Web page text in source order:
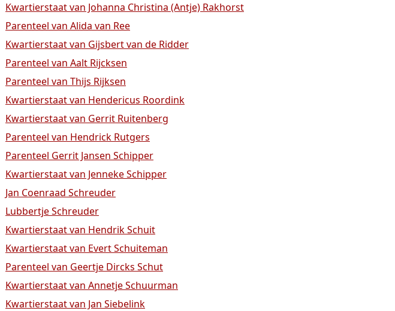
Kwartierstaat van Johanna Christina (Antje) Rakhorst
Parenteel van Alida van Ree
Kwartierstaat van Gijsbert van de Ridder
Parenteel van Aalt Rijcksen
Parenteel van Thijs Rijksen
Kwartierstaat van Hendericus Roordink
Kwartierstaat van Gerrit Ruitenberg
Parenteel van Hendrick Rutgers
Parenteel Gerrit Jansen Schipper
Kwartierstaat van Jenneke Schipper
Jan Coenraad Schreuder
Lubbertje Schreuder
Kwartierstaat van Hendrik Schuit
Kwartierstaat van Evert Schuiteman
Parenteel van Geertje Dircks Schut
Kwartierstaat van Annetje Schuurman
Kwartierstaat van Jan Siebelink